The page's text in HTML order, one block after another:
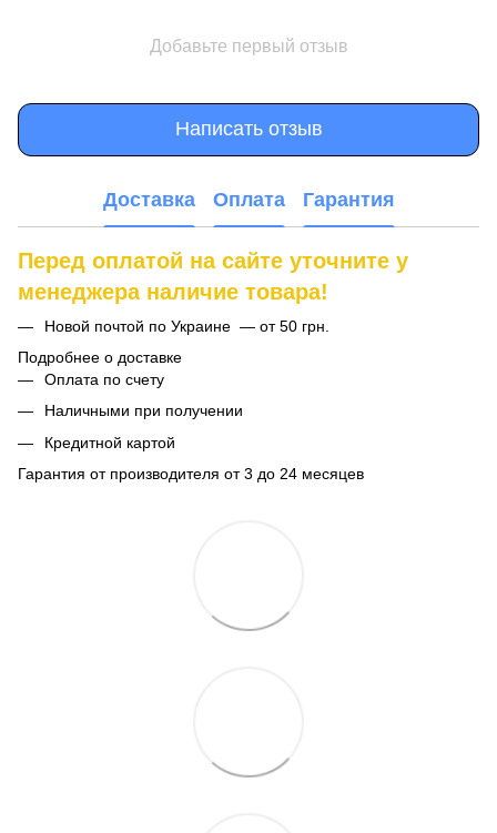
Добавьте первый отзыв
Написать отзыв
Доставка Оплата Гарантия
Перед оплатой на сайте уточните у
менеджера наличие товара!
Новой почтой по Украине — от 50 грн.
Подробнее о доставке
Оплата по счету
Наличными при получении
Кредитной картой
Гарантия от производителя от 3 до 24 месяцев